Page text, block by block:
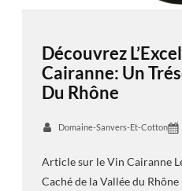
Découvrez
Cairanne: Un
Du Rhône
Domaine-Sanvers-Et-Cotton
Article sur le Vin Cairanne
Caché de la Vallée du